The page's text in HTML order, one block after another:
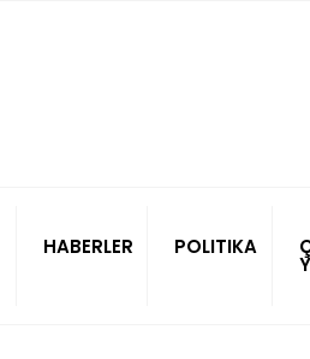
HABERLER POLITIKA